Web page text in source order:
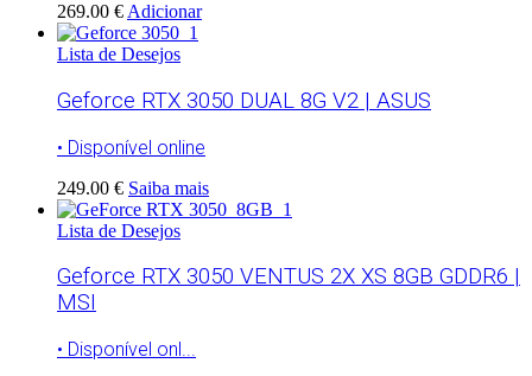
269.00 € Adicionar
Lista de Desejos
Geforce RTX 3050 DUAL 8G V2 | ASUS
• Disponível online
249.00 € Saiba mais
Lista de Desejos
Geforce RTX 3050 VENTUS 2X XS 8GB GDDR6 |
MSI
• Disponível onl...